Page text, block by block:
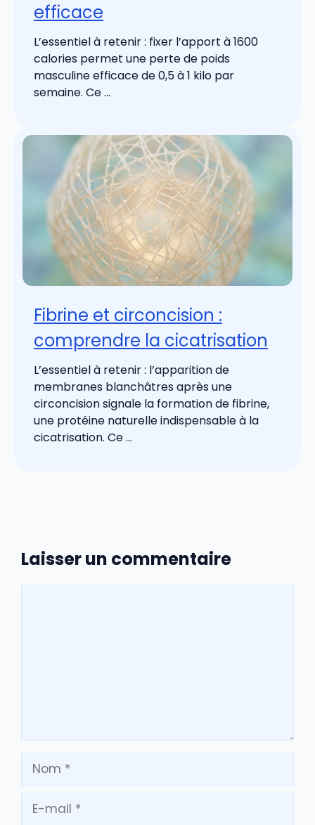
efficace
L’essentiel à retenir : fixer l’apport à 1600
calories permet une perte de poids
masculine efficace de 0,5 à 1 kilo par
semaine. Ce ...
Fibrine et circoncision :
comprendre la cicatrisation
L’essentiel à retenir : l’apparition de
membranes blanchâtres après une
circoncision signale la formation de fibrine,
une protéine naturelle indispensable à la
cicatrisation. Ce ...
Laisser un commentaire
Nom
mail